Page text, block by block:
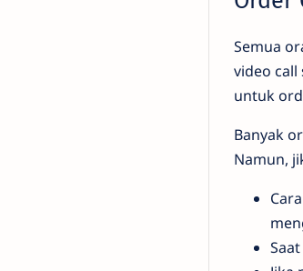
Semua
video call
untuk
Banyak
Namun,